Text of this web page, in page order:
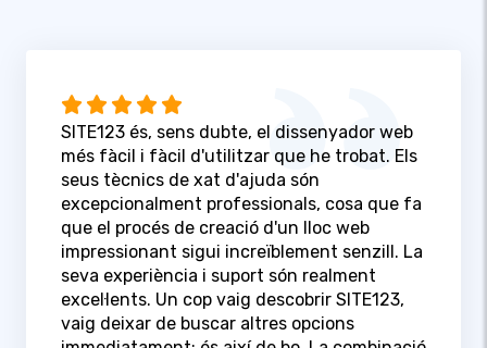
SITE123 és, sens dubte, el dissenyador web
més fàcil i fàcil d'utilitzar que he trobat. Els
seus tècnics de xat d'ajuda són
excepcionalment professionals, cosa que fa
que el procés de creació d'un lloc web
impressionant sigui increïblement senzill. La
seva experiència i suport són realment
excel·lents. Un cop vaig descobrir SITE123,
vaig deixar de buscar altres opcions